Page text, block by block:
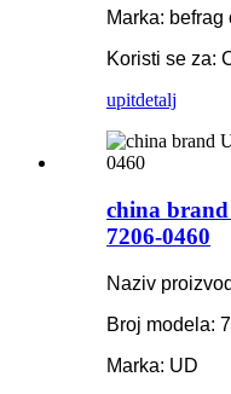
Marka: befrag
Koristi se za:
upitdetalj
china
7206-0460
Naziv
Broj modela:
Marka: UD